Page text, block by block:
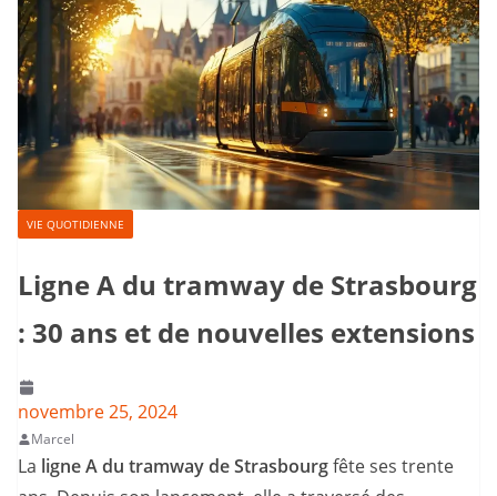
VIE QUOTIDIENNE
Ligne A du tramway de Strasbourg
: 30 ans et de nouvelles extensions
novembre 25, 2024
Marcel
La ligne A du tramway de Strasbourgfête ses trente